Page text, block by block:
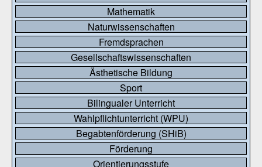
Mathematik
Naturwissenschaften
Fremdsprachen
Gesellschaftswissenschaften
Ästhetische Bildung
Sport
Bilingualer Unterricht
Wahlpflichtunterricht (WPU)
Begabtenförderung (SHiB)
Förderung
Orientierungsstufe